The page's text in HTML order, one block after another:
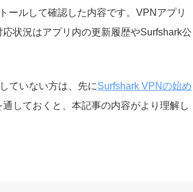
ールして確認した内容です。VPNアプリ
状況はアプリ内の更新履歴やSurfshark公
ていない方は、先にSurfshark VPNの始め
通しておくと、本記事の内容がより理解し